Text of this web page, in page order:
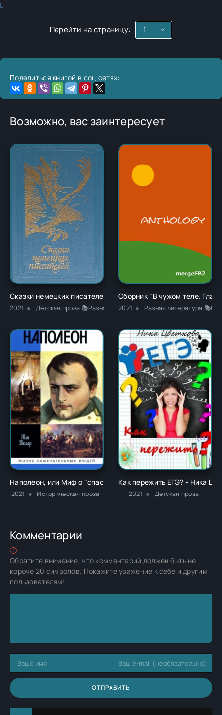
Перейти на страницу:
Поделиться книгой в соц сетях:
Возможно, вас заинтересует
Сказки немецких писателей - Новалис
2021 Детская проза 📚Разная литература
Сборник "В чужом теле.
2021 Разная литература
Наполеон, или Миф о "спасителе" - Жан Тюлар
2021 Историческая проза
Как пережить ЕГЭ? - Ника
2021 Детская проза
Комментарии
Обратите внимание, что комментарий должен быть не
короче 20 символов. Покажите уважение к себе и другим
пользователям!
ОТПРАВИТЬ